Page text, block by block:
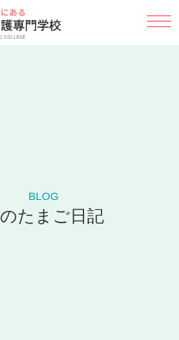
BLOG
たまご日記